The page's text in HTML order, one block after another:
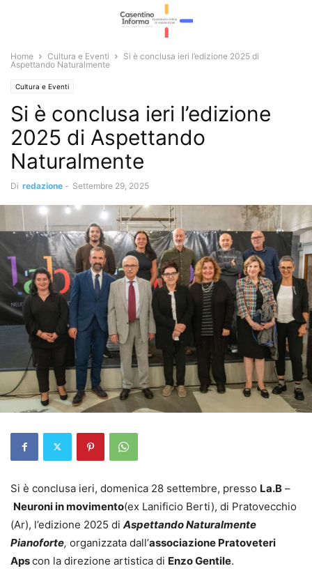
Home Cultura e Eventi
Si è conclusa ieri l’edizione 2025 di
Aspettando Naturalmente
Cultura e Eventi
Si è conclusa ieri l’edizione
2025 di Aspettando
Naturalmente
Di redazione - Settembre 29, 2025
Si è conclusa ieri, domenica 28 settembre, presso La.B –
Neuroni in movimento(ex Lanificio Berti), di Pratovecchio
(Ar), l’edizione 2025 di Aspettando Naturalmente
Pianoforte, organizzata dall’associazione Pratoveteri
Apscon la direzione artistica di Enzo Gentile.